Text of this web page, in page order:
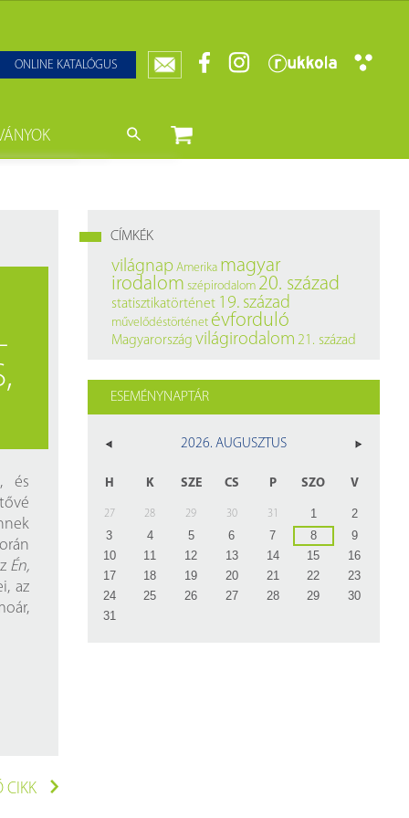
ONLINE KATALÓGUS
és
Én,
az
CIKK
CÍMKÉK
világnap Amerika magyar
irodalom szépirodalom 20. század
statisztikatörténet 19. század
művelődéstörténet évforduló
Magyarország világirodalom 21. század
ESEMÉNYNAPTÁR
2026. AUGUSZTUS
H K SZE CS P SZO V
27 28 29 30 31 1
2
3
4 5 6 7 8
9
10
11 12 13 14 15
16
17
18 19 20 21 22
23
24
25 26 27 28 29
30
31